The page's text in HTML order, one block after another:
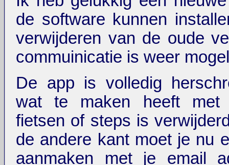
de software kunnen
verwijderen van de oude
commuinicatie is weer
De app is volledig
wat te maken heeft met
fietsen of steps is
de andere kant moet je nu
aanmaken met je email